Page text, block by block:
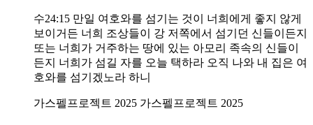
수24:15 만일 여호와를 섬기는 것이 너희에게 좋지 않게
보이거든 너희 조상들이 강 저쪽에서 섬기던 신들이든지
또는 너희가 거주하는 땅에 있는 아모리 족속의 신들이
든지 너희가 섬길 자를 오늘 택하라 오직 나와 내 집은 여
호와를 섬기겠노라 하니
가스펠프로젝트 2025 가스펠프로젝트 2025